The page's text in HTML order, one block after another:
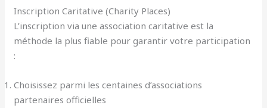
Inscription Caritative (Charity Places)
L’inscription via une association caritative est la
méthode la plus fiable pour garantir votre participation
:
Choisissez parmi les centaines d’associations
partenaires officielles